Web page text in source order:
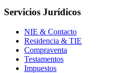
Servicios Jurídicos
NIE & Contacto
Residencia & TIE
Compraventa
Testamentos
Impuestos